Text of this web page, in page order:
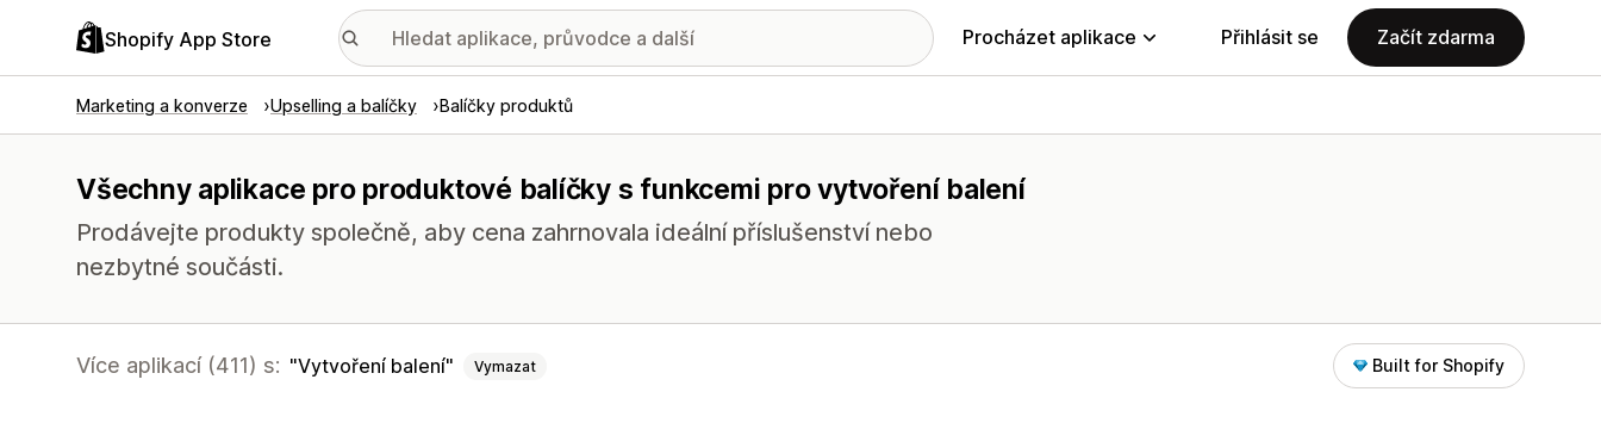
Shopify App Store Procházet aplikace Přihlásit se Začít zdarma
Marketing a konverze Upselling a balíčky Balíčky produktů
Všechny aplikace pro produktové balíčky s funkcemi pro vytvoření balení
Prodávejte produkty společně, aby cena zahrnovala ideální příslušenství nebo
nezbytné součásti.
Více aplikací (411) s: Vytvoření balení Vymazat Built for Shopify